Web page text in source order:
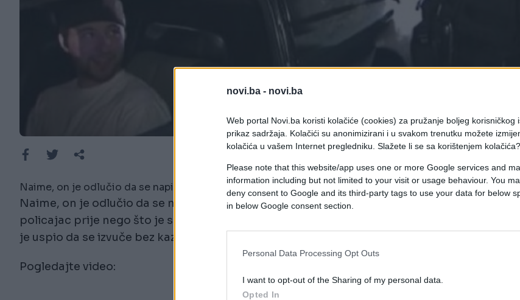
novi.ba - novi.ba
Web portal Novi.ba koristi kolačiće (cookies) za pružanje boljeg korisničkog
prikaz sadržaja. Kolačići su anonimizirani i u svakom trenutku možete
kolačića u vašem Internet pregledniku. Slažete li se sa korištenjem kolačića?
Please note that this website/app uses one or more Google services and
information including but not limited to your visit or usage behaviour. You
deny consent to Google and its third-party tags to use your data for below
in below Google consent section.
Personal Data Processing Opt Outs
I want to opt-out of the Sharing of my personal data.
Opted In
Naime, on je odlučio da se napije i sjedne za volan automobila.
Naime, on je odlučio da se napije i sjedne za volan automobila. Na sreću, zaustavio ga je
policajac prije nego što je sebi mogao napraviti bilo kakvu štetu. Da stvar bude još luđa,
je uspio da se izvuče bez kazne, no onda je uradio glupost kakva se rijetko viđa.
Pogledajte video: